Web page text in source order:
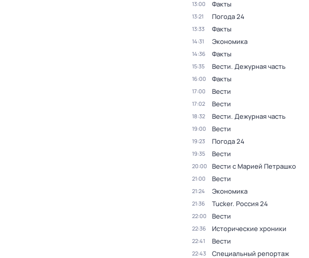
13:00 Факты
13:21 Погода 24
13:33 Факты
14:31 Экономика
14:36 Факты
15:35 Вести. Дежурная часть
16:00 Факты
17:00 Вести
17:02 Вести
18:32 Вести. Дежурная часть
19:00 Вести
19:23 Погода 24
19:35 Вести
20:00 Вести с Марией Петрашко
21:00 Вести
21:24 Экономика
21:36 Tucker. Россия 24
22:00 Вести
22:36 Исторические хроники
22:41 Вести
22:43 Специальный репортаж